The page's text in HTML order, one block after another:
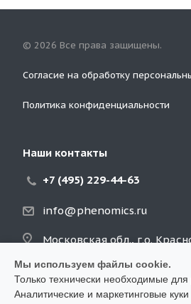
© 2026 Все права защищены.
Согласие на обработку
Политика конфиденциальности
Наши контакты
+7 (495) 229-44-63
info@phenomics.ru
Московская обл., г.о.
Мы используем файлы cookie.
Только технически необходимые для
Аналитические и маркетинговые